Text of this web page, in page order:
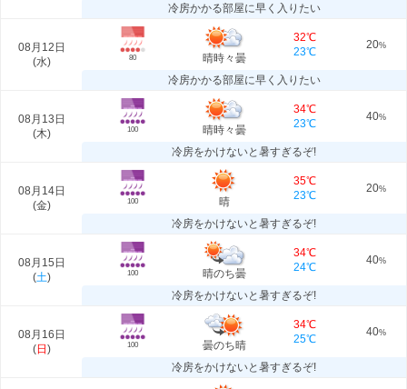
冷房かかる部屋に早く入りたい
08月12日
(水) 80 晴時々曇
32℃
23℃
20%
冷房かかる部屋に早く入りたい
08月13日
(木) 100 晴時々曇
34℃
23℃
40%
冷房をかけないと暑すぎるぞ!
08月14日
(金) 100 晴
35℃
23℃
20%
冷房をかけないと暑すぎるぞ!
08月15日
(土) 100 晴のち曇
34℃
24℃
40%
冷房をかけないと暑すぎるぞ!
08月16日
(日 ) 100 曇のち晴
34℃
25℃
40%
冷房をかけないと暑すぎるぞ!